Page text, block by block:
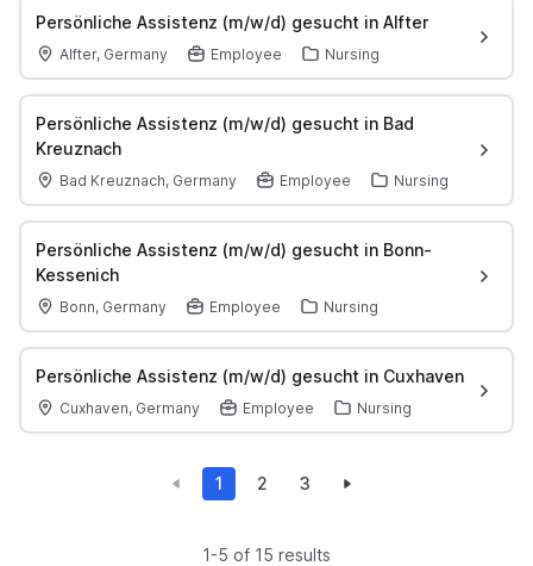
Persönliche Assistenz (m/w/d) gesucht in Alfter
Alfter, Germany Employee Nursing
Persönliche Assistenz (m/w/d) gesucht in Bad
Kreuznach
Bad Kreuznach, Germany Employee Nursing
Persönliche Assistenz (m/w/d) gesucht in Bonn-
Kessenich
Bonn, Germany Employee Nursing
Persönliche Assistenz (m/w/d) gesucht in Cuxhaven
Cuxhaven, Germany Employee Nursing
1 2 3
1-5 of 15 results